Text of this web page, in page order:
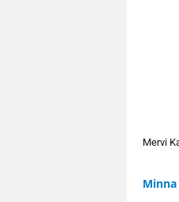
Mervi
Minna